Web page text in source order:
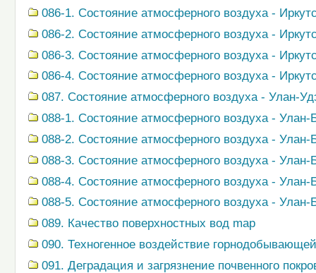
086-1. Состояние атмосферного воздуха -
086-2. Состояние атмосферного воздуха -
086-3. Состояние атмосферного воздуха -
086-4. Состояние атмосферного воздуха -
087. Состояние атмосферного воздуха - Улан-
088-1. Состояние атмосферного воздуха -
088-2. Состояние атмосферного воздуха -
088-3. Состояние атмосферного воздуха -
088-4. Состояние атмосферного воздуха - Улан-
088-5. Состояние атмосферного воздуха - Улан-
089. Качество поверхностных вод map
090. Техногенное воздействие
091. Деградация и загрязнение почвенного